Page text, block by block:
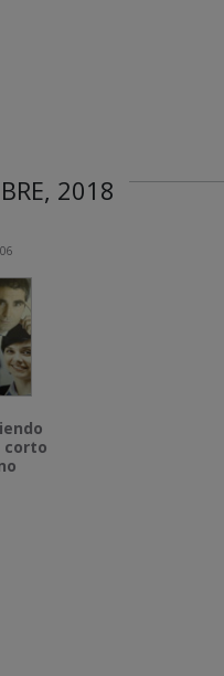
2018
corto